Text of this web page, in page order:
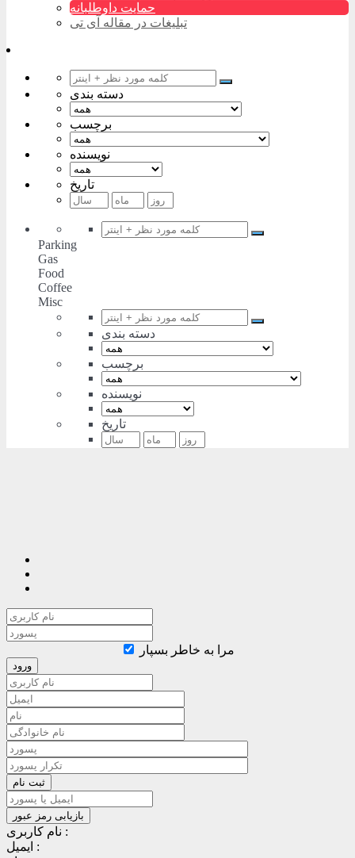
حمایت داوطلبانه
تبلیغات در مقاله آی تی
دسته بندی
برچسب
نویسنده
تاریخ
Parking
Gas
Food
Coffee
Misc
دسته بندی
برچسب
نویسنده
تاریخ
مرا به خاطر بسپار
نام کاربری :
ایمیل :